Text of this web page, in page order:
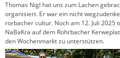
Thomas Nigl hat uns zum Lachen
organisiert. Er war ein nicht
rorbacher cultur. Noch am 12. Juli 2025
NaBaKra auf dem Rohrbacher
den Wochenmarkt zu unterstützen.